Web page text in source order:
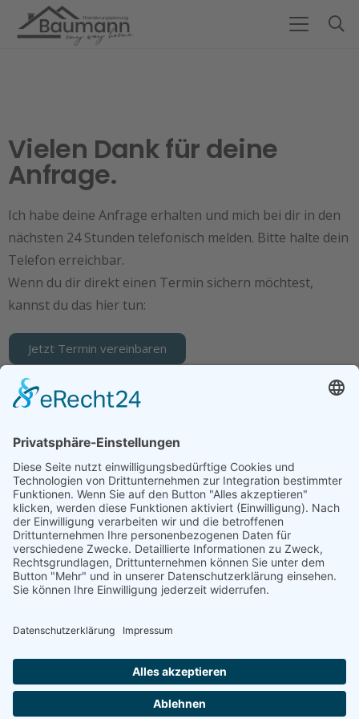
Vielen Dank für deine
Anfrage.
Ich habe deine Anfrage erhalten und mich bei dir in den
nächsten 24 Stunden telefonisch melden. Bitte halte dein
Telefon erreichbar.
Wenn du dir direkt einen Termin sichern möchtest,
kannst du das hier tun:
Jetzt Termin vereinbaren
info@baumann-baufinanzierung.de
+49 5554 4389860
Büro: Lange Str. 12, 37186 Moringen
Datenschutz